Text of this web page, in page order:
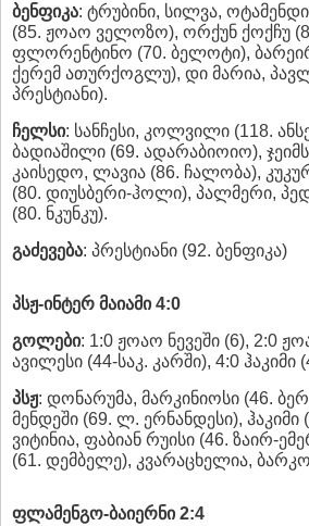
ბენფიკა: ტრუბინი, სილვა,
(85. ჟოაო ველოზო), ორქუნ ქოქჩუ
ფლორენტინო (70. ბელოტი),
ქერემ ათურქოგლუ), დი მარია,
პრესტიანი).
ჩელსი: სანჩესი, კოლვილი (118.
ბადიაშილი (69. ადარაბიოიო),
კაისედო, ლავია (86. ჩალობა),
(80. დიუსბერი-ჰოლი), პალმერი,
(80. ნკუნკუ).
გაძევება: პრესტიანი (92. ბენფიკა)
პსჟ-ინტერ მაიამი 4:0
გოლები: 1:0 ჟოაო ნევეში (6), 2:0
ავილესი (44-საკ. კარში), 4:0 ჰაკიმი
პსჟ: დონარუმა, მარკინიოსი (46.
მენდეში (69. ლ. ერნანდესი), ჰაკიმი
ვიტინია, ფაბიან რუისი (46. ზაირ-
(61. დემბელე), კვარაცხელია,
ფლამენგო-ბაიერნი 2:4